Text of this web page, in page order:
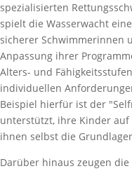
spezialisierten
spielt die Wasserwacht
sicherer Schwimmerinnen
Anpassung ihrer
Alters- und
individuellen
Beispiel hierfür ist der
unterstützt, ihre Kinder
ihnen selbst die
Darüber hinaus zeugen